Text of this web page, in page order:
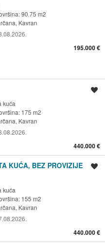
90.75 m2
Kavran
195.000 €
kuća
175 m2
Kavran
440.000 €
KUĆA, BEZ PROVIZIJE
kuća
155 m2
Kavran
440.000 €